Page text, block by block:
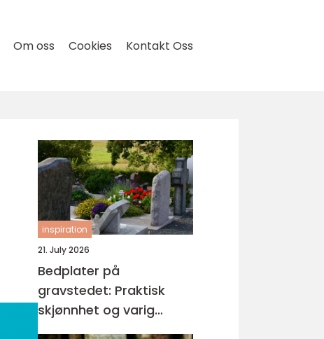
Om oss Cookies Kontakt Oss
inspiration
21. July 2026
Bedplater på
gravstedet: Praktisk
skjønnhet og varig
orden